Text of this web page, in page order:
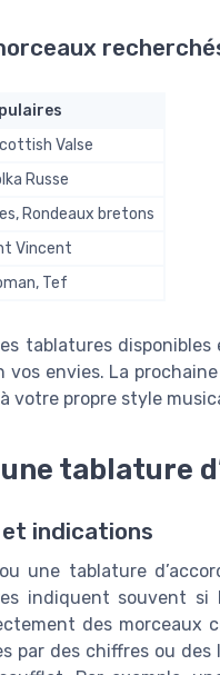
Valse
Russe
Rondeaux bretons
Vincent
Tef
tablatures
vos envies. La
votre propre style
tablature
indications
une tablature
indiquent souvent
des morceaux
par des chiffres ou